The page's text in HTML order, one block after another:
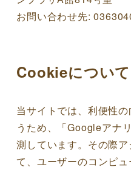
お問い合わせ先:
Cookieについて
当サイトでは、利便性
うため、「Googleアナ
測しています。その際
て、ユーザーのコンピ